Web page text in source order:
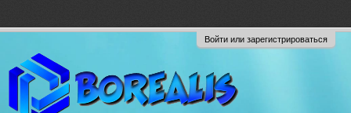
Войти или зарегистрироваться